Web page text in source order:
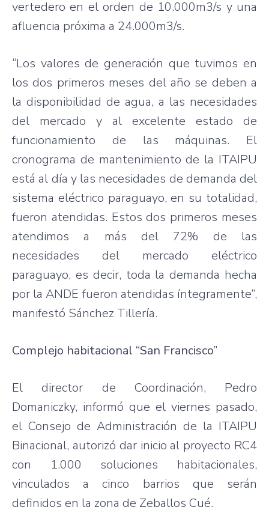
vertedero en el orden de 10.000m3/s y una
afluencia próxima a 24.000m3/s.
“Los valores de generación que tuvimos en
los dos primeros meses del año se deben a
la disponibilidad de agua, a las necesidades
del mercado y al excelente estado de
funcionamiento de las máquinas. El
cronograma de mantenimiento de la ITAIPU
está al día y las necesidades de demanda del
sistema eléctrico paraguayo, en su totalidad,
fueron atendidas. Estos dos primeros meses
atendimos a más del 72% de las
necesidades del mercado eléctrico
paraguayo, es decir, toda la demanda hecha
por la ANDE fueron atendidas íntegramente”,
manifestó Sánchez Tillería.
Complejo habitacional “San Francisco”
El director de Coordinación, Pedro
Domaniczky, informó que el viernes pasado,
el Consejo de Administración de la ITAIPU
Binacional, autorizó dar inicio al proyecto RC4
con 1.000 soluciones habitacionales,
vinculados a cinco barrios que serán
definidos en la zona de Zeballos Cué.